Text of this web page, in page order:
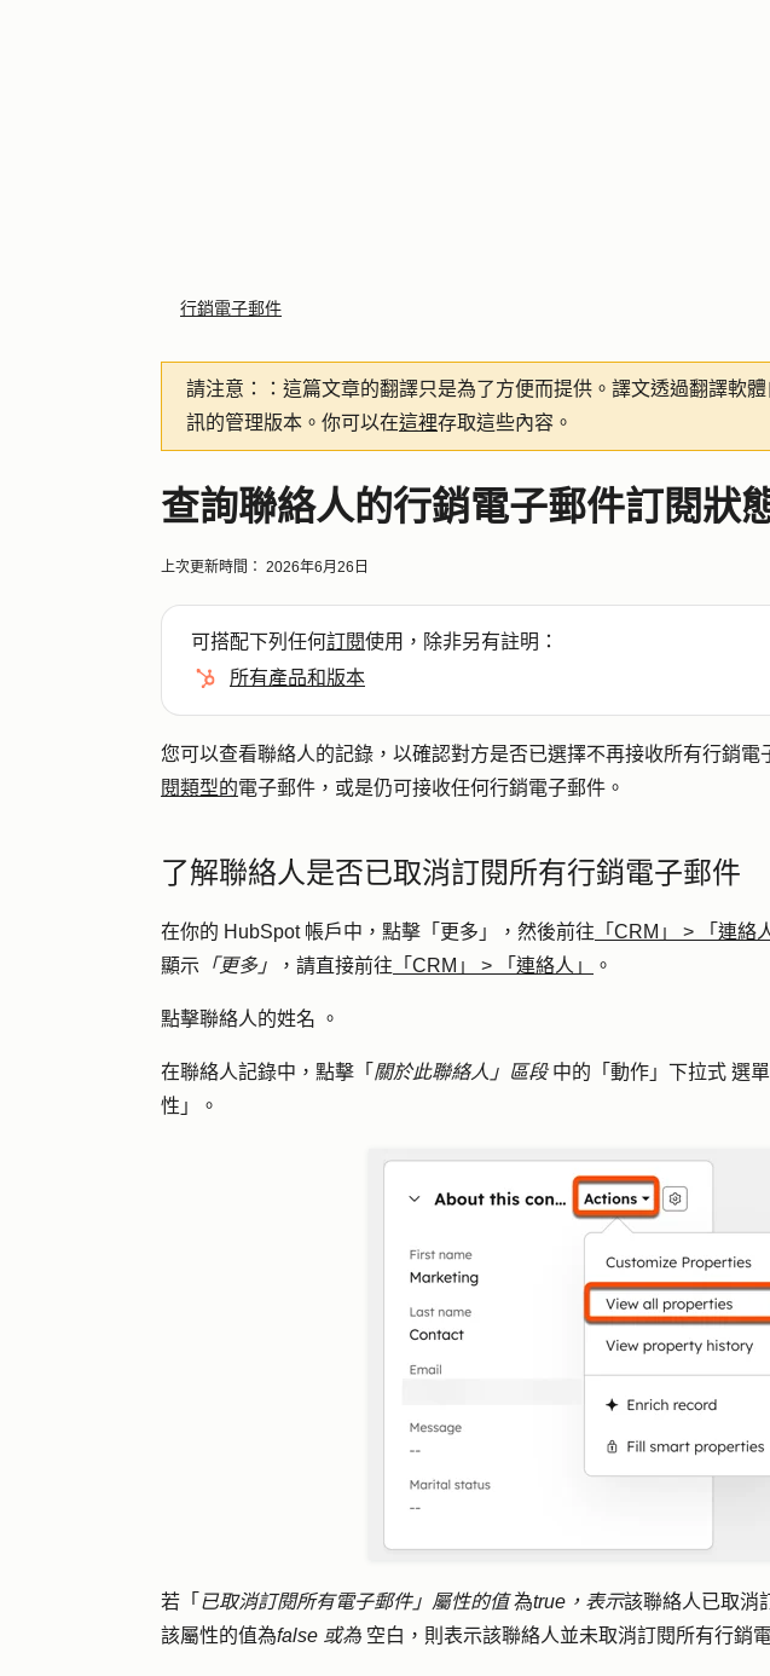
行銷電子郵件
請注意：
：這篇文章的翻譯只是為了方便而提供。譯文透過翻譯軟
訊的管理版本。你可以在這裡存取這些內容。
查詢聯絡人的行銷電子郵件訂閱狀
上次更新時間： 2026年6月26日
可搭配下列任何訂閱使用，除非另有註明：
所有產品和版本
您可以查看聯絡人的記錄，以確認對方是否已選擇不再接收所有行銷電
閱類型的電子郵件，或是仍可接收任何行銷電子郵件。
了解聯絡人是否已取消訂閱所有行銷電子郵件
在你的 HubSpot 帳戶中，點擊 「更多」 ，然後前往 「CRM」 > 「連絡
顯示 「更多」 ，請直接前往 「CRM」 > 「連絡人」 。
點擊聯絡人的姓名 。
在聯絡人記錄中，點擊「 關於此聯絡人」區段 中的「 動作」下拉式 選
性 」。
若「 已取消訂閱所有電子郵件」屬性的值為true，表示該聯絡人已取消
該屬性的值為false 或為 空白，則表示該聯絡人並未取消訂閱所有行銷